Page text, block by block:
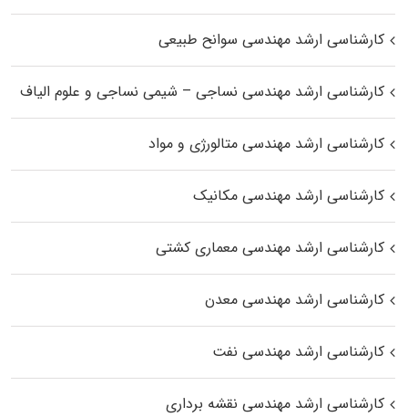
کارشناسی ارشد مهندسی سوانح طبیعی
کارشناسی ارشد مهندسی نساجی – شیمی نساجی و علوم الیاف
کارشناسی ارشد مهندسی متالورژی و مواد
کارشناسی ارشد مهندسی مکانیک
کارشناسی ارشد مهندسی معماری کشتی
کارشناسی ارشد مهندسی معدن
کارشناسی ارشد مهندسی نفت
کارشناسی ارشد مهندسی نقشه برداری